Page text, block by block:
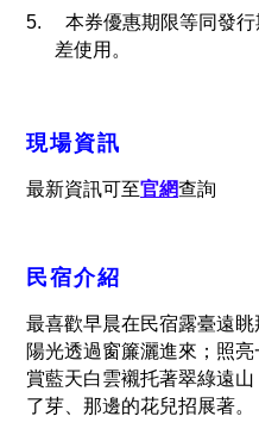
5.
本券優惠期限等同發
差使用。
現場資訊
最新資訊可至官網查詢
民宿介紹
最喜歡早晨在民宿露臺遠
陽光透過窗簾灑進來；照
賞藍天白雲襯托著翠綠遠
了芽、那邊的花兒招展著。